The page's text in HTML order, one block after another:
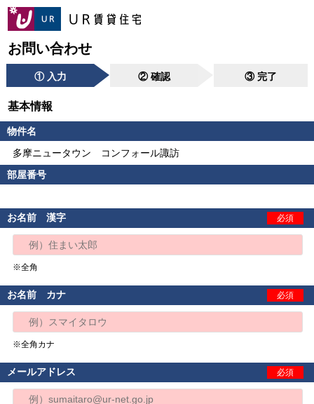
お問い合わせ
① 入力 ② 確認 ③ 完了
基本情報
物件名
多摩ニュータウン コンフォール諏訪
部屋番号
お名前 漢字 必須
※全角
お名前 カナ 必須
※全角カナ
メールアドレス 必須